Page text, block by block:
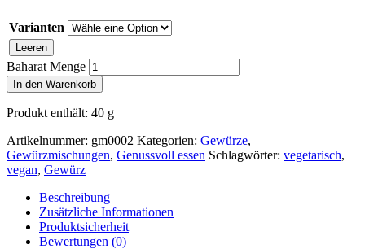
Varianten
Leeren
Baharat Menge
In den Warenkorb
Produkt enthält: 40 g
Artikelnummer: gm0002 Kategorien: Gewürze,
Gewürzmischungen, Genussvoll essen Schlagwörter: vegetarisch,
vegan, Gewürz
Beschreibung
Zusätzliche Informationen
Produktsicherheit
Bewertungen (0)